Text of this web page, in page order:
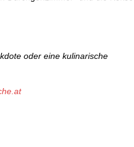
oder eine kulinarische